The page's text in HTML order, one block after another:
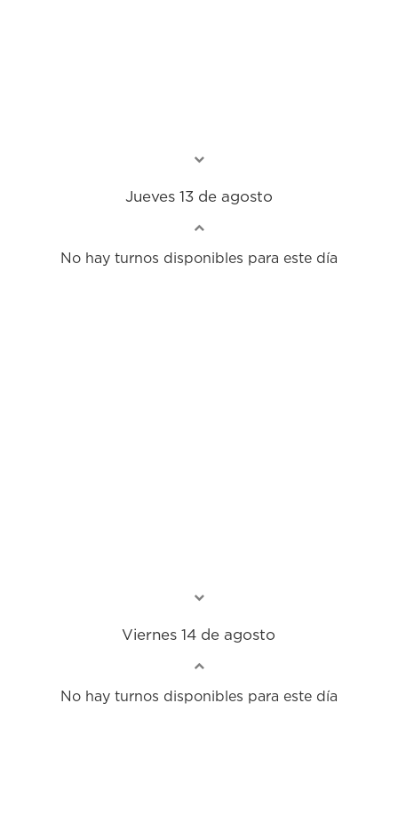
Jueves 13 de agosto
No hay turnos disponibles para este día
Viernes 14 de agosto
No hay turnos disponibles para este día